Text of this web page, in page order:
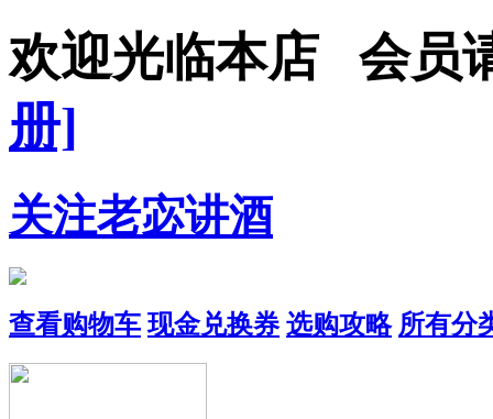
欢迎光临本店 会
册]
关注老宓讲酒
查看购物车 现金兑换券 选购攻略 所有分